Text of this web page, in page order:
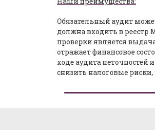
Обязательный аудит
должна входить в реестр
проверки является
отражает финансовое
ходе аудита неточностей
снизить налоговые